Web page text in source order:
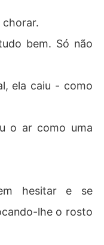
chorar.
bem. Só não
ela caiu - como
o ar como uma
hesitar e se
lhe o rosto